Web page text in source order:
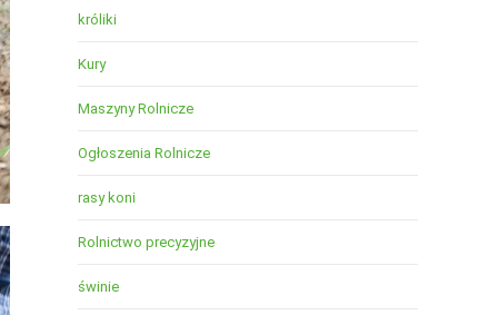
króliki
Kury
Maszyny Rolnicze
Ogłoszenia Rolnicze
rasy koni
Rolnictwo precyzyjne
świnie